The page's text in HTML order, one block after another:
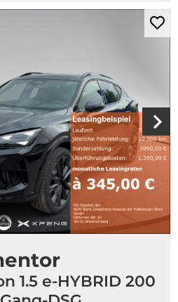
1.5 e-HYBRID 200